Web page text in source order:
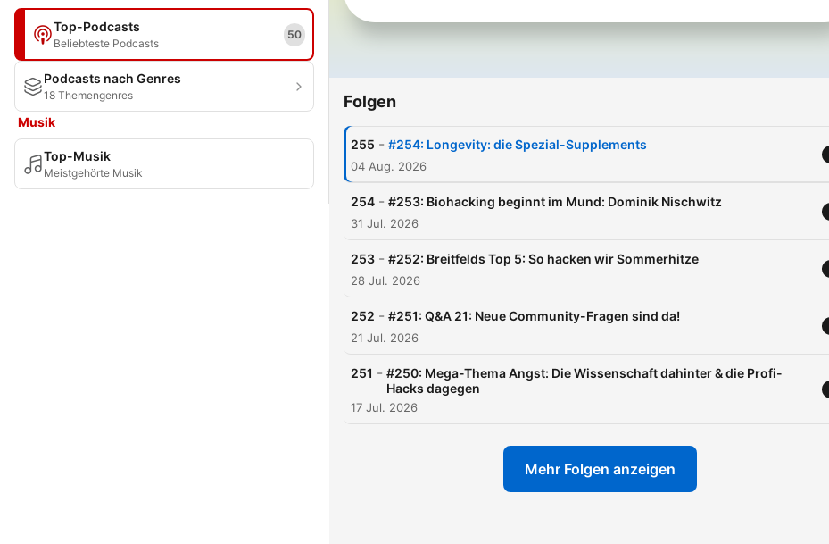
Top-Podcasts
Beliebteste Podcasts
50
Podcasts nach Genres
18 Themengenres
Musik
Top-Musik
Meistgehörte Musik
Andreas Breitfeld und Hobby-
Folgen
255 - #254: Longevity: die Spezial-Supplements
04 Aug. 2026
254 - #253: Biohacking beginnt im Mund: Dominik Nischwitz
31 Jul. 2026
253 - #252: Breitfelds Top 5: So hacken wir Sommerhitze
28 Jul. 2026
252 - #251: Q&A 21: Neue Community-Fragen sind da!
21 Jul. 2026
251 - #250: Mega-Thema Angst: Die Wissenschaft dahinter & die Profi-
Hacks dagegen
17 Jul. 2026
Mehr Folgen anzeigen